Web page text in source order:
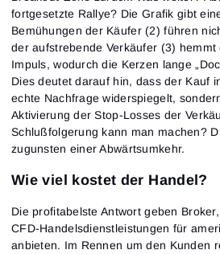
fortgesetzte Rallye? Die Grafik gibt
Bemühungen der Käufer (2) führen
der aufstrebende Verkäufer (3) hemmt
Impuls, wodurch die Kerzen lange
Dies deutet darauf hin, dass der Kauf
echte Nachfrage widerspiegelt,
Aktivierung der Stop-Losses der
Schlußfolgerung kann man machen?
zugunsten einer Abwärtsumkehr.
Wie viel kostet der Handel?
Die profitabelste Antwort geben
CFD-Handelsdienstleistungen für
anbieten. Im Rennen um den Kunden